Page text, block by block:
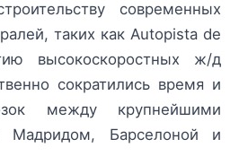
современных
таких как Autopista de
высокоскоростных ж/д
сократились время и
между крупнейшими
Мадридом, Барселоной и